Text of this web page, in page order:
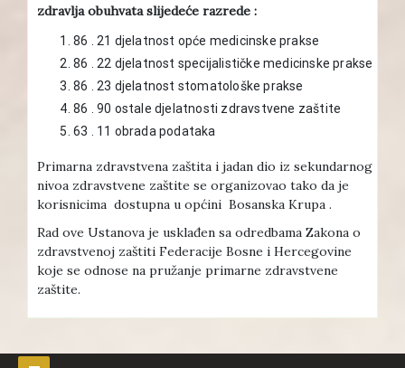
zdravlja obuhvata slijedeće razrede :
86 . 21 djelatnost opće medicinske prakse
86 . 22 djelatnost specijalističke medicinske prakse
86 . 23 djelatnost stomatološke prakse
86 . 90 ostale djelatnosti zdravstvene zaštite
63 . 11 obrada podataka
Primarna zdravstvena zaštita i jadan dio iz sekundarnog
nivoa zdravstvene zaštite se organizovao tako da je
korisnicima dostupna u općini Bosanska Krupa .
Rad ove Ustanova je usklađen sa odredbama Zakona o
zdravstvenoj zaštiti Federacije Bosne i Hercegovine
koje se odnose na pružanje primarne zdravstvene
zaštite.